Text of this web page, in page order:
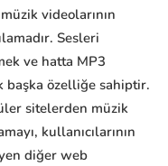
videolarının
Sesleri
ve hatta MP3
başka özelliğe sahiptir.
sitelerden müzik
kullanıcılarının
diğer web